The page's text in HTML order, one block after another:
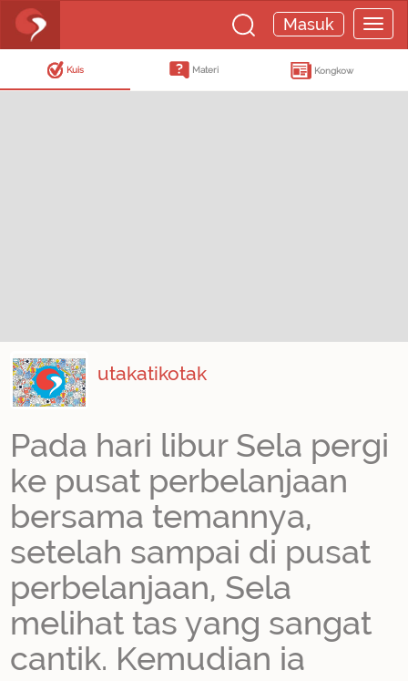
Masuk
Kuis Materi Kongkow
utakatikotak
Pada hari libur Sela pergi
ke pusat perbelanjaan
bersama temannya,
setelah sampai di pusat
perbelanjaan, Sela
melihat tas yang sangat
cantik. Kemudian ia